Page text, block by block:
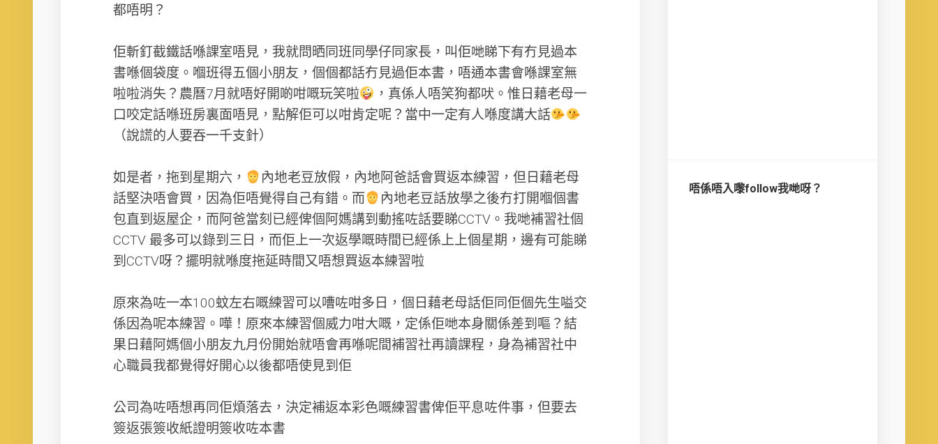
都唔明？
佢斬釘截鐵話喺課室唔見，我就問晒同班同學仔同家長，叫佢哋睇下有冇見過本
書喺個袋度。嗰班得五個小朋友，個個都話冇見過佢本書，唔通本書會喺課室無
啦啦消失？農曆7月就唔好開啲咁嘅玩笑啦
，真係人唔笑狗都吠。惟日藉老母一
口咬定話喺班房裏面唔見，點解佢可以咁肯定呢？當中一定有人喺度講大話
（說謊的人要吞一千支針）
如是者，拖到星期六，
內地老豆放假，內地阿爸話會買返本練習，但日藉老母
話堅決唔會買，因為佢唔覺得自己有錯。而
內地老豆話放學之後冇打開嗰個書
包直到返屋企，而阿爸當刻已經俾個阿媽講到動搖咗話要睇CCTV。我哋補習社個
CCTV 最多可以錄到三日，而佢上一次返學嘅時間已經係上上個星期，邊有可能睇
到CCTV呀？擺明就喺度拖延時間又唔想買返本練習啦
原來為咗一本100蚊左右嘅練習可以嘈咗咁多日，個日藉老母話佢同佢個先生嗌交
係因為呢本練習。嘩！原來本練習個威力咁大嘅，定係佢哋本身關係差到嘔？結
果日藉阿媽個小朋友九月份開始就唔會再喺呢間補習社再讀課程，身為補習社中
心職員我都覺得好開心以後都唔使見到佢
公司為咗唔想再同佢煩落去，決定補返本彩色嘅練習書俾佢平息咗件事，但要去
簽返張簽收紙證明簽收咗本書
唔係唔入嚟follow我哋呀？